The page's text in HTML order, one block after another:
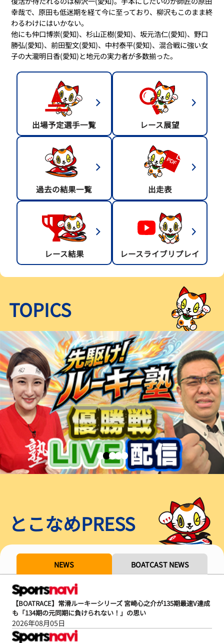
幸哉で、原田も低迷期を経て今に至っており、柳沢もこのまま終
わるわけにはいかない。
他にも仲口博崇(愛知)、杉山正樹(愛知)、坂元浩仁(愛知)、野口
勝弘(愛知)、前田聖文(愛知)、中村泰平(愛知)、混合戦に強い女
子の大瀧明日香(愛知)と地元の実力者が多数揃った。
出場予定選手一覧 レース展望
過去の結果一覧 出走表
レース結果 レースライブリプレイ
TOPICS
とこなめPRESS
NEWS BOATCAST NEWS
【BOATRACE】常滑ルーキーシリーズ 宮崎心之介が135期最速V達成
も「134期の元同期に負けられない！」の思い
2026年08月05日